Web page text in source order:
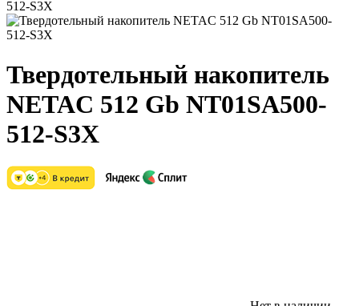
Твердотельный накопитель
NETAC 512 Gb NT01SA500-
512-S3X